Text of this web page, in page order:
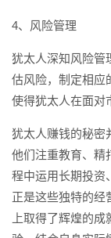
4、风险管理
犹太人深知风险管
估风险，制定相应
使得犹太人在面对
犹太人赚钱的秘密
他们注重教育、精
程中运用长期投资
正是这些独特的经
上取得了辉煌的